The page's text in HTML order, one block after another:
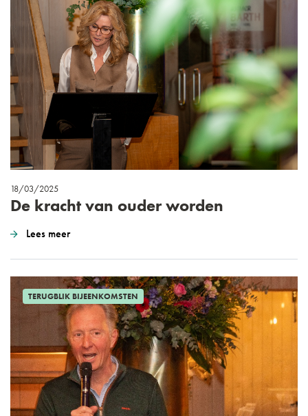
18/03/2025
De kracht van ouder worden
Lees meer
TERUGBLIK BIJEENKOMSTEN